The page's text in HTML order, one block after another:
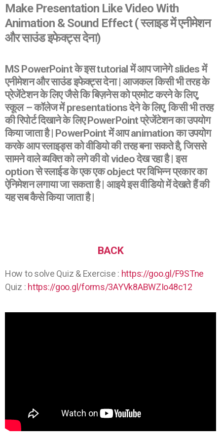
Make Presentation Like Video With
Animation & Sound Effect ( स्लाइड में एनीमेशन
और साउंड इफेक्ट्स देना)
MS PowerPoint के इस tutorial में आप जानेगे slides में
एनीमेशन और साउंड इफेक्ट्स देना | आजकल किसी भी तरह के
प्रेजेंटेशन के लिए जैसे कि बिज़नेस को प्रमोट करने के लिए,
स्कूल – कॉलेज में presentations देने के लिए, किसी भी तरह
की रिपोर्ट दिखाने के लिए PowerPoint प्रेजेंटेशन का उपयोग
किया जाता है | PowerPoint में आप animation का उपयोग
करके आप स्लाइड्स को वीडियो की तरह बना सकते है, जिससे
सामने वाले व्यक्ति को लगे की वो video देख रहा है | इस
option से स्लाईड के एक एक object पर विभिन्न प्रकार का
ऐनिमेशन लगाया जा सकता है | आइये इस वीडियो में देखते हैं की
यह सब कैसे किया जाता है |
BACK
How to solve Quiz & Exercise : https://goo.gl/F9STne
Quiz : https://goo.gl/forms/3AYVk8ABWZIo48c12